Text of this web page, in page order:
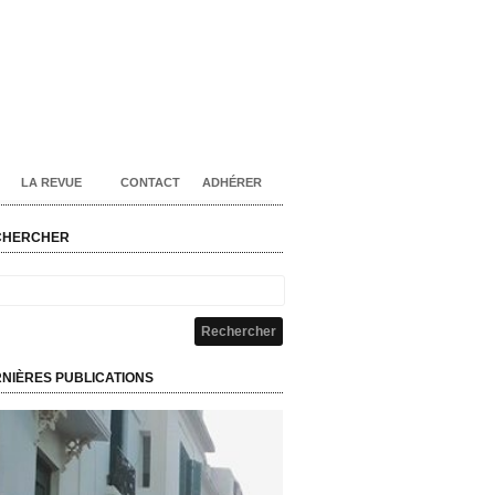
LA REVUE CONTACT ADHÉRER
PUBLICATIONS